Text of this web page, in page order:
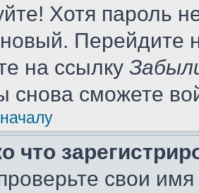
Хотя пароль
новый. Перейдите
на ссылку
снова сможете
что
свои